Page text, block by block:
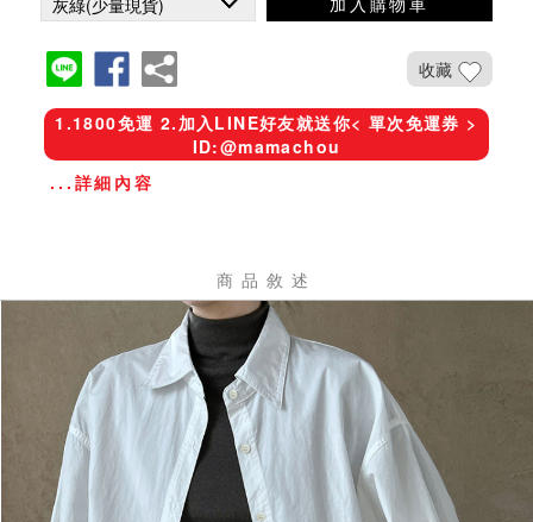
收藏
1.1800免運 2.加入LINE好友就送你< 單次免運券 >
ID:@mamachou
...詳細內容
商品敘述